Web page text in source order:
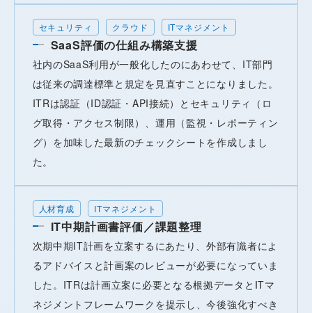
セキュリティ クラウド ITマネジメント
SaaS評価の仕組み構築支援
社内のSaaS利用が一般化したのにあわせて、IT部門
は従来の調達標準と規定を見直すことになりました。
ITRは認証（ID認証・API接続）とセキュリティ（ロ
グ取得・アクセス制限）、運用（監視・レポーティン
グ）を加味した最新のチェックシートを作成しまし
た。
人材育成 ITマネジメント
IT中期計画書評価／課題整理
次期中期IT計画を立案するにあたり、外部有識者によ
るアドバイスと計画案のレビューが必要になっていま
した。ITRは計画立案に必要となる根拠データとITマ
ネジメントフレームワークを提示し、今後強化すべき